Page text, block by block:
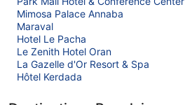
Mimosa Palace Annaba
Maraval
Hotel Le Pacha
Le Zenith Hotel Oran
La Gazelle d'Or Resort & Spa
Hôtel Kerdada